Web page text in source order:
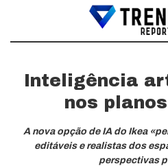
Inteligência
nos
A nova opção de IA do Ikea
editáveis e realistas dos
perspectivas